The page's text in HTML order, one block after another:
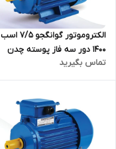
الکتروموتور گوانگجو 7/5 اسب
1400 دور سه فاز پوسته چدن
مدل Y2 ترمینال بالا
تماس بگیرید